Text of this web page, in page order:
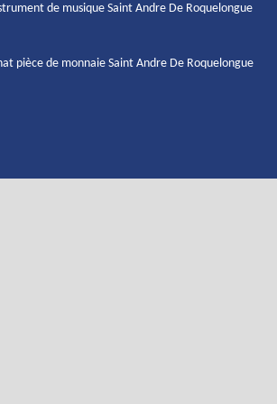
de musique Saint Andre De Roquelongue
pièce de monnaie Saint Andre De Roquelongue